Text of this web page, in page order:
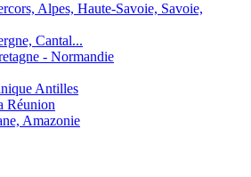
Alpes, Haute-Savoie, Savoie,
Cantal...
- Normandie
Antilles
Réunion
Amazonie